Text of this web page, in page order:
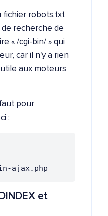
fichier robots.txt
recherche de
« /cgi-bin/ » qui
car il n'y a rien
aux moteurs
pour
:
ajax.php
et